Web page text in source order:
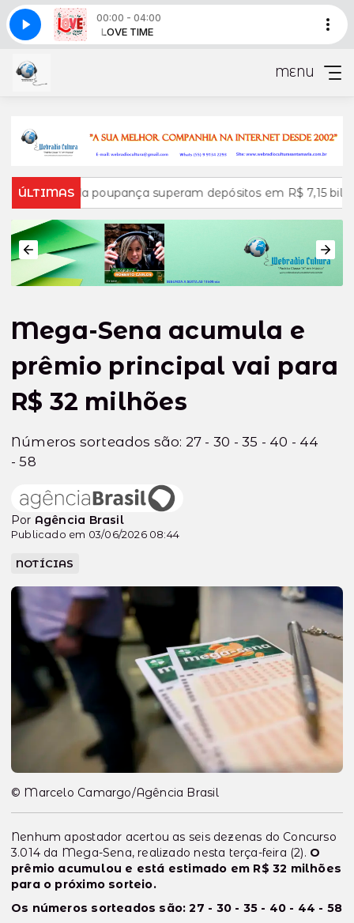
00:00 - 04:00
TIME LOVE TIME
1159 - bloco 6 PROGRAMA LOVE TIME 1159 - bloco 6
MENU
ÚLTIMAS
da poupança superam depósitos em R$ 7,15 bilhões em
Mega-Sena acumula e
prêmio principal vai para
R$ 32 milhões
Números sorteados são: 27 - 30 - 35 - 40 - 44
- 58
Por Agência Brasil
Publicado em 03/06/2026 08:44
NOTÍCIAS
© Marcelo Camargo/Agência Brasil
Nenhum apostador acertou as seis dezenas do Concurso
3.014 da Mega-Sena, realizado nesta terça-feira (2). O
prêmio acumulou e está estimado em R$ 32 milhões
para o próximo sorteio.
Os números sorteados são: 27 - 30 - 35 - 40 - 44 - 58